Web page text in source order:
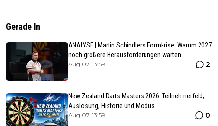
Gerade In
ANALYSE | Martin Schindlers Formkrise: Warum 2027
noch größere Herausforderungen warten
Aug 07, 13:59 2
New Zealand Darts Masters 2026: Teilnehmerfeld,
Auslosung, Historie und Modus
Aug 07, 13:59 0